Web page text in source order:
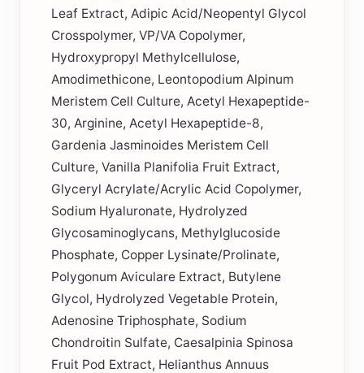
Leaf Extract, Adipic Acid/Neopentyl Glycol
Crosspolymer, VP/VA Copolymer,
Hydroxypropyl Methylcellulose,
Amodimethicone, Leontopodium Alpinum
Meristem Cell Culture, Acetyl Hexapeptide-
30, Arginine, Acetyl Hexapeptide-8,
Gardenia Jasminoides Meristem Cell
Culture, Vanilla Planifolia Fruit Extract,
Glyceryl Acrylate/Acrylic Acid Copolymer,
Sodium Hyaluronate, Hydrolyzed
Glycosaminoglycans, Methylglucoside
Phosphate, Copper Lysinate/Prolinate,
Polygonum Aviculare Extract, Butylene
Glycol, Hydrolyzed Vegetable Protein,
Adenosine Triphosphate, Sodium
Chondroitin Sulfate, Caesalpinia Spinosa
Fruit Pod Extract, Helianthus Annuus